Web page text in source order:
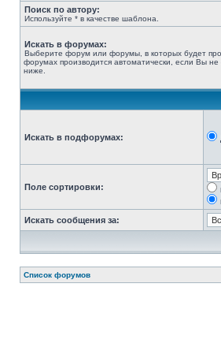
Поиск по автору:
Используйте * в качестве шаблона.
Искать в форумах:
Выберите форум или форумы, в которых будет
форумах производится автоматически, если Вы
ниже.
Искать в подфорумах:
Поле сортировки:
Искать сообщения за:
Список форумов